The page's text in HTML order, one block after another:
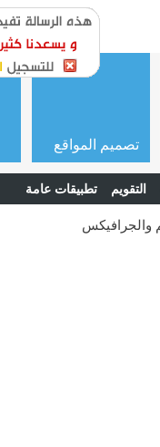
التقويم تطبيقات عامة
تصميم المواقع
والجرافيكس